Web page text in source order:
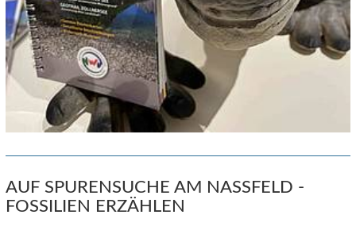
AUF SPURENSUCHE AM NASSFELD -
FOSSILIEN ERZÄHLEN